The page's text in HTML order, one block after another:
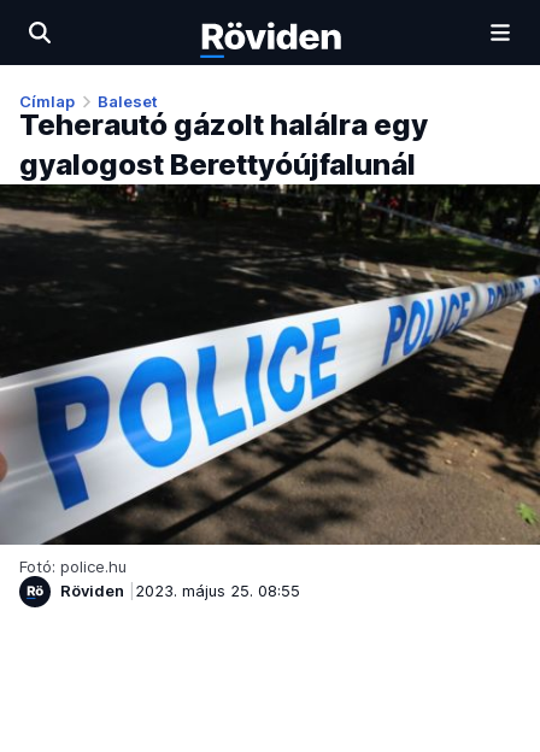
Címlap Baleset
Teherautó gázolt halálra egy
gyalogost Berettyóújfalunál
Fotó: police.hu
Röviden
2023. május 25. 08:55